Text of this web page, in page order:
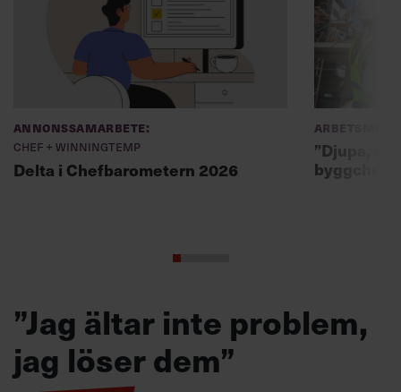
Annonssamarbete:
Chef + Winningtemp
Delta i Chefbarometern 2026
Arbetsmiljö
”Djupa,
”Jag ältar inte problem,
jag löser dem”